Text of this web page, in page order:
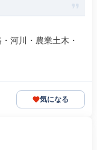
河川・農業土木・
気になる